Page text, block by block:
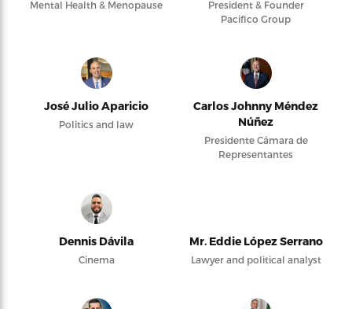
Mental Health & Menopause
President & Founder
Pacifico Group
José Julio Aparicio
Politics and law
Carlos Johnny Méndez
Núñez
Presidente Cámara de
Representantes
Dennis Dávila
Cinema
Mr. Eddie López Serrano
Lawyer and political analyst